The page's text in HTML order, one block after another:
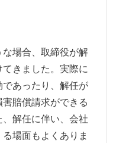
場合、取締役が解
きました。実際に
あったり、解任が
賠償請求ができる
解任に伴い、会社
場面もよくありま